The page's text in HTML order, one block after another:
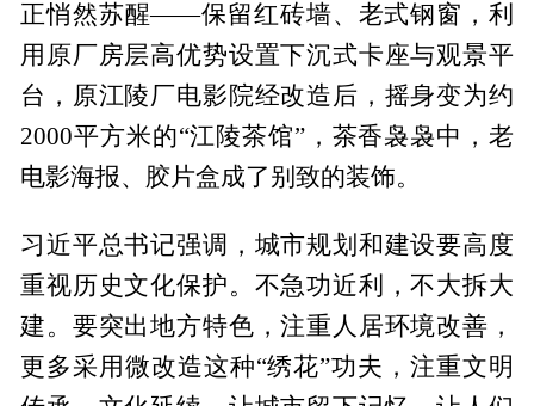
正悄然苏醒——保留红砖墙、老式钢窗，利
用原厂房层高优势设置下沉式卡座与观景平
台，原江陵厂电影院经改造后，摇身变为约
2000平方米的“江陵茶馆”，茶香袅袅中，老
电影海报、胶片盒成了别致的装饰。
习近平总书记强调，城市规划和建设要高度
重视历史文化保护。不急功近利，不大拆大
建。要突出地方特色，注重人居环境改善，
更多采用微改造这种“绣花”功夫，注重文明